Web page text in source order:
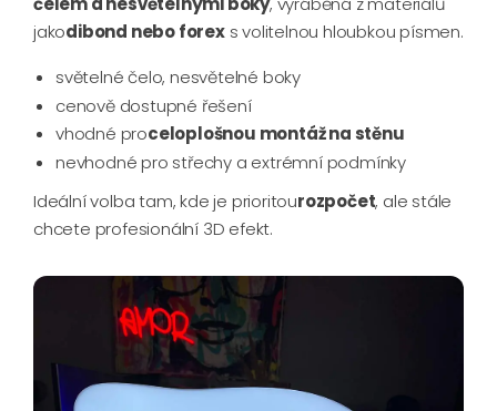
jakodibond nebo forexs volitelnou hloubkou písmen.
světelné čelo, nesvětelné boky
cenově dostupné řešení
vhodné proceloplošnou montáž na stěnu
nevhodné pro střechy a extrémní podmínky
Ideální volba tam, kde je prioritourozpočet, ale stále
chcete profesionální 3D efekt.